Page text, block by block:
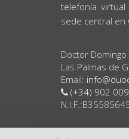
telefonía
sede central en
Doctor
Las Palmas de
Email:
(+34) 902